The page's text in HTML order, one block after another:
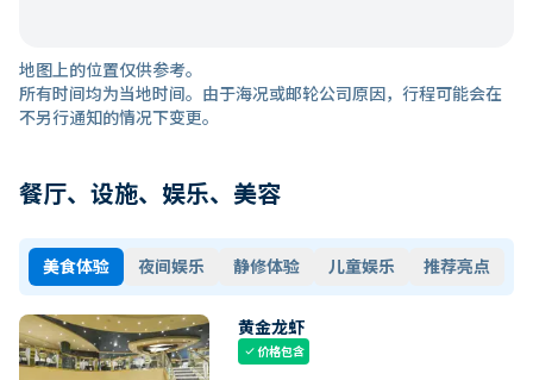
地图上的位置仅供参考。
所有时间均为当地时间。由于海况或邮轮公司原因，行程可能会在
不另行通知的情况下变更。
餐厅、设施、娱乐、美容
美食体验 夜间娱乐 静修体验 儿童娱乐 推荐亮点
黄金龙虾
check价格包含